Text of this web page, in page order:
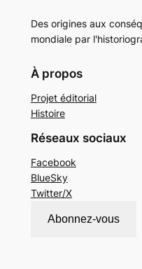
Des origines aux
mondiale par
À propos
Projet éditorial
Histoire
Réseaux sociaux
Facebook
BlueSky
Twitter/X
Abonnez-vous